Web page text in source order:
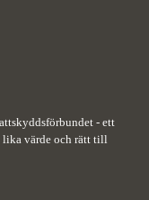
- ett
lika värde och rätt till